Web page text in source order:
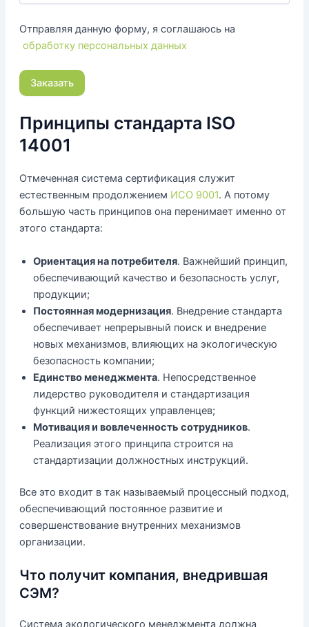
Отправляя данную форму, я соглашаюсь на
обработку персональных данных
Принципы стандарта ISO
14001
Отмеченная система сертификация служит
естественным продолжением ИСО 9001. А потому
большую часть принципов она перенимает именно от
этого стандарта:
Ориентация на потребителя. Важнейший принцип,
обеспечивающий качество и безопасность услуг,
продукции;
Постоянная модернизация. Внедрение стандарта
обеспечивает непрерывный поиск и внедрение
новых механизмов, влияющих на экологическую
безопасность компании;
Единство менеджмента. Непосредственное
лидерство руководителя и стандартизация
функций нижестоящих управленцев;
Мотивация и вовлеченность сотрудников.
Реализация этого принципа строится на
стандартизации должностных инструкций.
Все это входит в так называемый процессный подход,
обеспечивающий постоянное развитие и
совершенствование внутренних механизмов
организации.
Что получит компания, внедрившая
СЭМ?
Система экологического менеджмента должна